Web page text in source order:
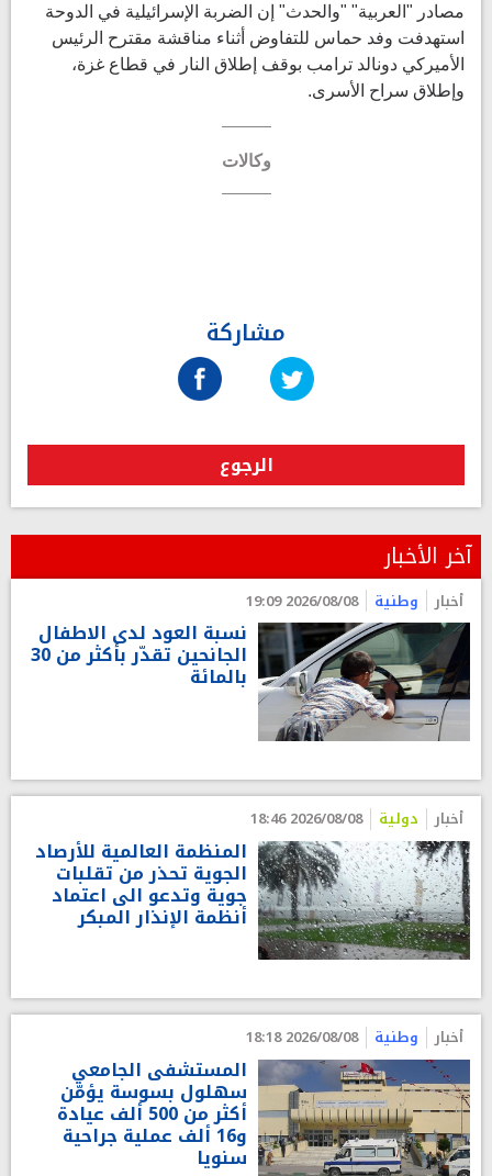
مصادر "العربية" "والحدث" إن الضربة الإسرائيلية في الدوحة
استهدفت وفد حماس للتفاوض أثناء مناقشة مقترح الرئيس
الأميركي دونالد ترامب بوقف إطلاق النار في قطاع غزة،
وإطلاق سراح الأسرى.
وكالات
مشاركة
الرجوع
آخر الأخبار
أخبار وطنية 2026/08/08 19:09
نسبة العود لدى الاطفال
الجانحين تقدّر بأكثر من 30
بالمائة
أخبار دولية 2026/08/08 18:46
المنظمة العالمية للأرصاد
الجوية تحذر من تقلبات
جوية وتدعو الى اعتماد
أنظمة الإنذار المبكر
أخبار وطنية 2026/08/08 18:18
المستشفى الجامعي
سهلول بسوسة يؤمّن
أكثر من 500 ألف عيادة
و16 ألف عملية جراحية
سنويا